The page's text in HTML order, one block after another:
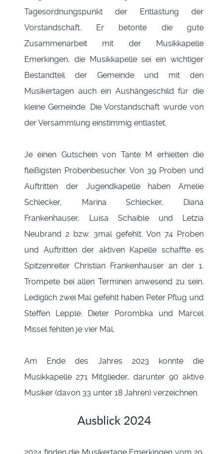
Tagesordnungspunkt der Entlastung der
Vorstandschaft. Er betonte die gute
Zusammenarbeit mit der Musikkapelle
Emerkingen, die Musikkapelle sei ein wichtiger
Bestandteil der Gemeinde und mit den
Musikertagen auch ein Aushängeschild für die
kleine Gemeinde. Die Vorstandschaft wurde von
der Versammlung einstimmig entlastet.
Je einen Gutschein von Tante M erhielten die
fleißigsten Probenbesucher. Von 39 Proben und
Auftritten der Jugendkapelle haben Amelie
Schlecker, Marina Schlecker, Diana
Frankenhauser, Luisa Schaible und Letzia
Neubrand 2 bzw. 3mal gefehlt. Von 74 Proben
und Auftritten der aktiven Kapelle schaffte es
Spitzenreiter Christian Frankenhauser an der 1.
Trompete bei allen Terminen anwesend zu sein.
Lediglich zwei Mal gefehlt haben Peter Pflug und
Steffen Lepple. Dieter Porombka und Marcel
Missel fehlten je vier Mal.
Am Ende des Jahres 2023 konnte die
Musikkapelle 271 Mitglieder, darunter 90 aktive
Musiker (davon 33 unter 18 Jahren) verzeichnen.
Ausblick 2024